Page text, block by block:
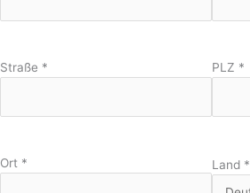
Straße * PLZ *
Ort * Land *